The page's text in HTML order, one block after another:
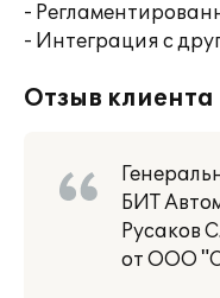
-
- Интеграция с
Отзыв клиента
БИТ
Русаков
от ООО